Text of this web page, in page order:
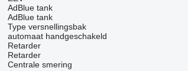
AdBlue tank
AdBlue tank
Type versnellingsbak
automaat handgeschakeld
Retarder
Retarder
Centrale smering